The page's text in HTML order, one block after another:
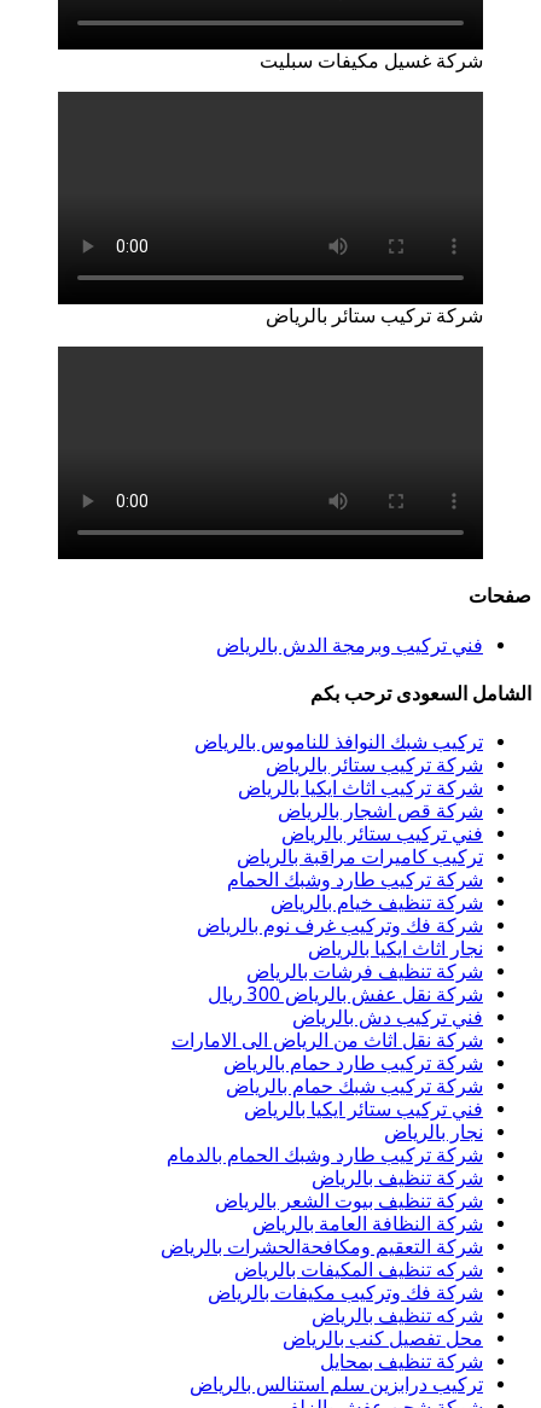
شركة غسيل مكيفات سبليت
شركة تركيب ستائر بالرياض
صفحات
فني تركيب وبرمجة الدش بالرياض
الشامل السعودى ترحب بكم
تركيب شبك النوافذ للناموس بالرياض
شركة تركيب ستائر بالرياض
شركة تركيب اثاث ايكيا بالرياض
شركة قص اشجار بالرياض
فني تركيب ستائر بالرياض
تركيب كاميرات مراقبة بالرياض
شركة تركيب طارد وشبك الحمام
شركة تنظيف خيام بالرياض
شركة فك وتركيب غرف نوم بالرياض
نجار اثاث ايكيا بالرياض
شركة تنظيف فرشات بالرياض
شركة نقل عفش بالرياض 300 ريال
فني تركيب دش بالرياض
شركة نقل اثاث من الرياض الى الامارات
شركة تركيب طارد حمام بالرياض
شركة تركيب شبك حمام بالرياض
فني تركيب ستائر ايكيا بالرياض
نجار بالرياض
شركة تركيب طارد وشبك الحمام بالدمام
شركة تنظيف بالرياض
شركة تنظيف بيوت الشعر بالرياض
شركة النظافة العامة بالرياض
شركة التعقيم ومكافحةالحشرات بالرياض
شركه تنظيف المكيفات بالرياض
شركة فك وتركيب مكيفات بالرياض
شركه تنظيف بالرياض
محل تفصيل كنب بالرياض
شركة تنظيف بمحايل
تركيب درابزين سلم استنالس بالرياض